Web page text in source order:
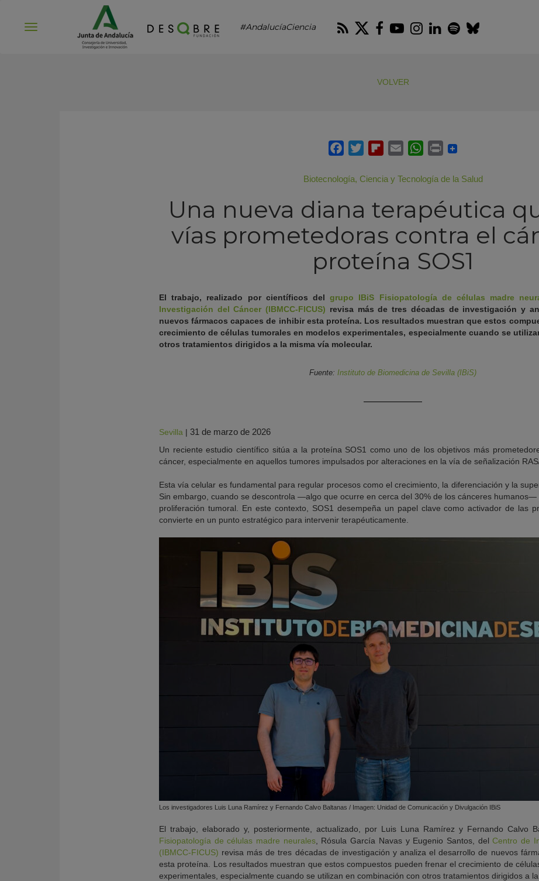
#AndalucíaCiencia RSS Twitter
Facebook
Youtube
Instagram
LinkedIn
Spotify
Bluesky
VOLVER
Biotecnología, Ciencia y Tecnología de la Salud
Una nueva diana terapéutica
vías prometedoras contra el
proteína SOS1
El trabajo, realizado por científicos delgrupo IBiS Fisiopatología de células madre
Investigación del Cáncer (IBMCC-FICUS) revisa más de tres décadas de investigación y
nuevos fármacos capaces de inhibir esta proteína. Los resultados muestran que estos
crecimiento de células tumorales en modelos experimentales, especialmente cuando se
otros tratamientos dirigidos a la misma vía molecular.
Fuente: Instituto de Biomedicina de Sevilla (IBiS)
Sevilla | 31 de marzo de 2026
Un reciente estudio científico sitúa a la proteína SOS1 como uno de los objetivos más
cáncer, especialmente en aquellos tumores impulsados por alteraciones en la vía de señalización
Esta vía celular es fundamental para regular procesos como el crecimiento, la diferenciación y la
Sin embargo, cuando se descontrola —algo que ocurre en cerca del 30% de los cánceres humanos—
proliferación tumoral. En este contexto, SOS1 desempeña un papel clave como activador de las
convierte en un punto estratégico para intervenir terapéuticamente.
Los investigadores Luis Luna Ramírez y Fernando Calvo Baltanas / Imagen: Unidad de Comunicación y Divulgación IBiS
El trabajo, elaborado y, posteriormente, actualizado, por Luis Luna Ramírez y Fernando Calvo
Fisiopatología de células madre neurales, Rósula García Navas y Eugenio Santos, delCentro de
(IBMCC-FICUS) revisa más de tres décadas de investigación y analiza el desarrollo de nuevos
esta proteína. Los resultados muestran que estos compuestos pueden frenar el crecimiento de
experimentales, especialmente cuando se utilizan en combinación con otros tratamientos dirigidos a